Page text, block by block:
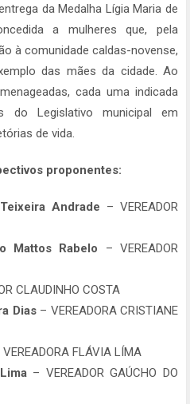
da Medalha Lígia Maria de
a mulheres que, pela
à comunidade caldas-novense,
das mães da cidade. Ao
cada uma indicada
do Legislativo municipal em
de vida.
proponentes:
Andrade – VEREADOR
Mattos Rabelo – VEREADOR
CLAUDINHO COSTA
Dias– VEREADORA CRISTIANE
VEREADORA FLÁVIA LÍMA
– VEREADOR GAÚCHO DO